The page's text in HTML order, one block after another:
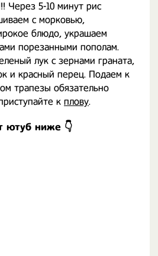
Через 5-10 минут рис
с морковью,
блюдо, украшаем
порезанными пополам.
лук с зернами граната,
и красный перец. Подаем к
трапезы обязательно
к плову.
ютуб ниже 👇